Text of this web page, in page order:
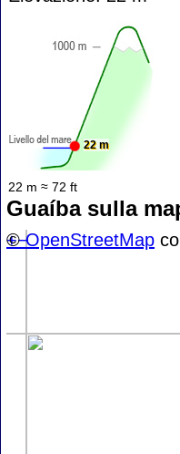
22 m
22 m ≈ 72 ft
Guaíba sulla
+−
©OpenStreetMap